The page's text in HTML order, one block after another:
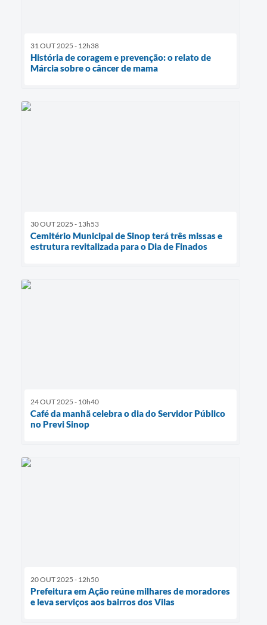
31 OUT 2025 - 12h38
História de coragem e prevenção: o relato de
Márcia sobre o câncer de mama
30 OUT 2025 - 13h53
Cemitério Municipal de Sinop terá três missas e
estrutura revitalizada para o Dia de Finados
24 OUT 2025 - 10h40
Café da manhã celebra o dia do Servidor Público
no Previ Sinop
20 OUT 2025 - 12h50
Prefeitura em Ação reúne milhares de moradores
e leva serviços aos bairros dos Vilas